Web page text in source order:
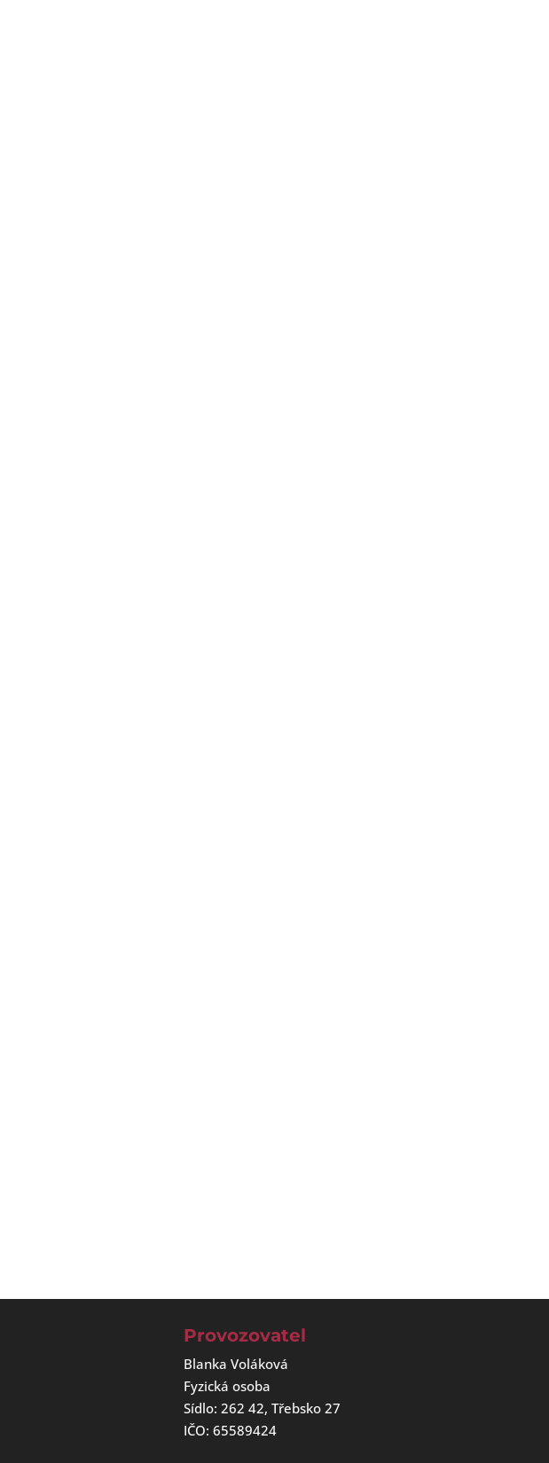
Provozovatel
Blanka Voláková
Fyzická osoba
Sídlo: 262 42, Třebsko 27
IČO: 65589424